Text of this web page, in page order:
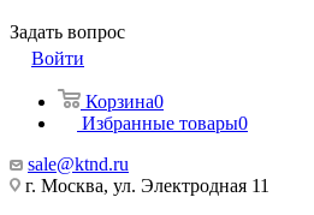
Задать вопрос
Войти
Корзина0
Избранные товары0
sale@ktnd.ru
г. Москва, ул. Электродная 11